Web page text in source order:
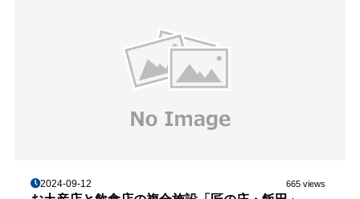
2024-09-12 665 views